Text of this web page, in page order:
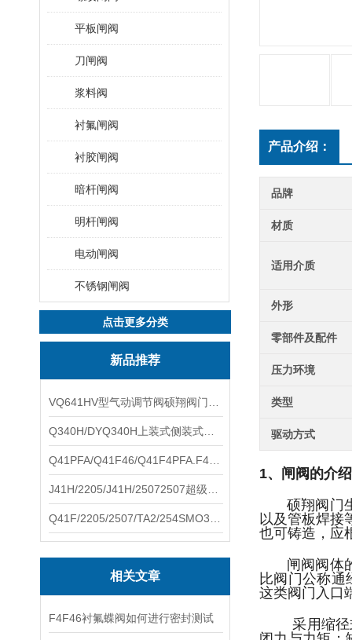
平板闸阀
刀闸阀
浆料阀
衬氟闸阀
衬胶闸阀
暗杆闸阀
明杆闸阀
电动闸阀
不锈钢闸阀
点击更多分类
新品推荐
相关文章
F4F46衬氟蝶阀如何进行密封测试
产品介绍：
品牌
材质
适用介质
外形
零部件及配件
压力环境
类型
驱动方式
1、闸阀的介
硕翔阀门生
以及管板焊接
也可铸造，应
闸阀阀体的
比阀门公称
这类阀门入口
采用缩径式